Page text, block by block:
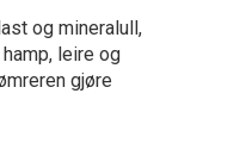
og mineralull,
leire og
gjøre